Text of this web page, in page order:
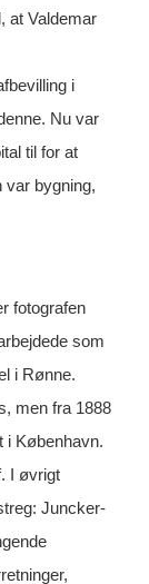
at Valdemar
i
Nu var
til for at
var bygning,
fotografen
som
i Rønne.
men fra 1888
i København.
I øvrigt
Juncker-